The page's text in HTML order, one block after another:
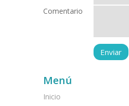
Comentario
Menú
Inicio